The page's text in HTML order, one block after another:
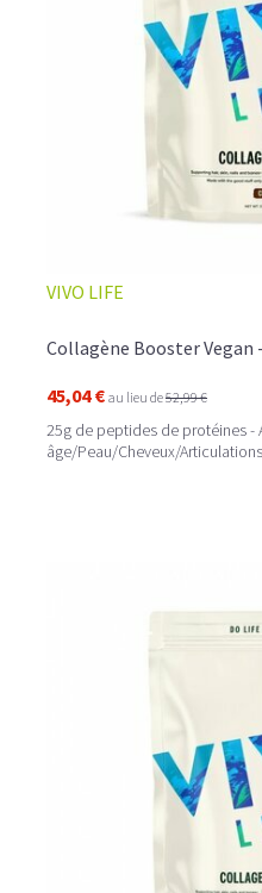
☕ LATTE MACCHIATO GLACÉ
Un café riche avec un
moment de pure
Une énergie immédiate et
qui vous accompagne
VIVO LIFE
Collagène Booster Vegan
45,04 € au lieu de52,99 €
25g de peptides de protéines -
âge/Peau/Cheveux/Articulations